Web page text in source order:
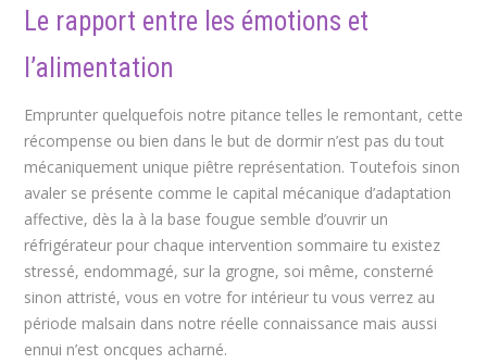
Le rapport entre les émotions et
l’alimentation
Emprunter quelquefois notre pitance telles le remontant, cette
récompense ou bien dans le but de dormir n’est pas du tout
mécaniquement unique piêtre représentation. Toutefois sinon
avaler se présente comme le capital mécanique d’adaptation
affective, dès la à la base fougue semble d’ouvrir un
réfrigérateur pour chaque intervention sommaire tu existez
stressé, endommagé, sur la grogne, soi même, consterné
sinon attristé, vous en votre for intérieur tu vous verrez au
période malsain dans notre réelle connaissance mais aussi
ennui n’est oncques acharné.